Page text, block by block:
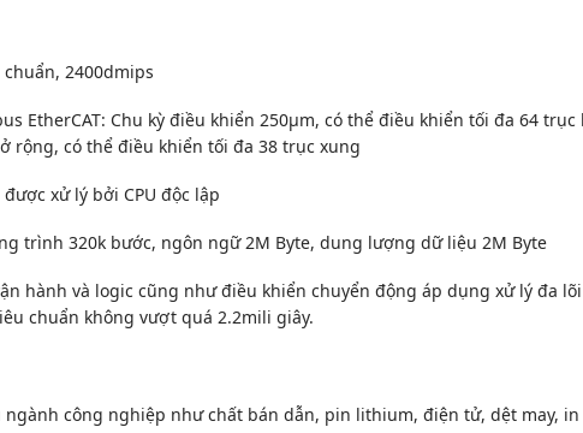
2400dmips
EtherCAT: Chu kỳ điều khiển 250µm, có thể điều khiển tối đa 64 trục
rộng, có thể điều khiển tối đa 38 trục xung
xử lý bởi CPU độc lập
trình 320k bước, ngôn ngữ 2M Byte, dung lượng dữ liệu 2M Byte
hành và logic cũng như điều khiển chuyển động áp dụng xử lý đa
chuẩn không vượt quá 2.2mili giây.
công nghiệp như chất bán dẫn, pin lithium, điện tử, dệt may, in